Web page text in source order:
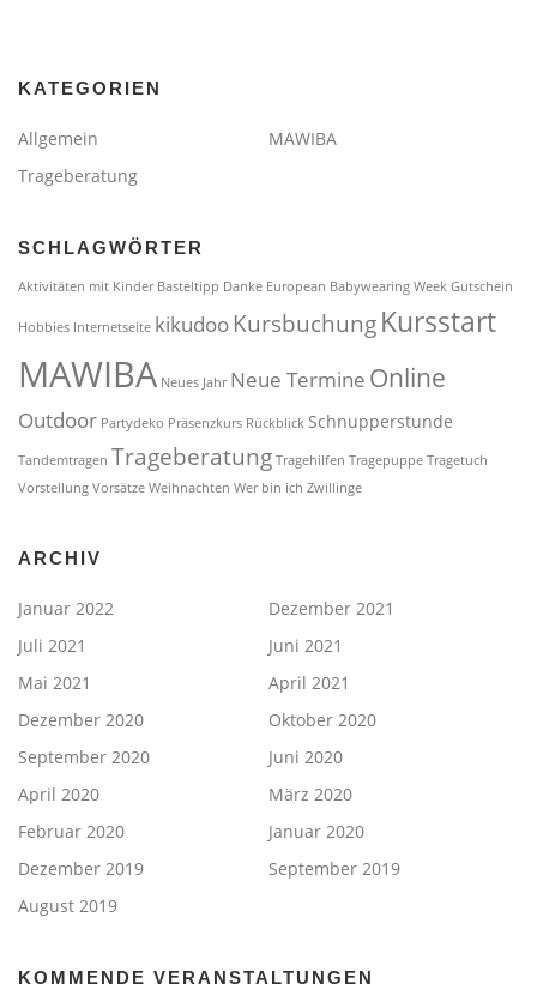
KATEGORIEN
Allgemein
MAWIBA
Trageberatung
SCHLAGWÖRTER
Aktivitäten mit Kinder Basteltipp Danke European Babywearing Week Gutschein
Hobbies Internetseite kikudoo KursbuchungKursstart
MAWIBA Neues Jahr Neue Termine Online
Outdoor Partydeko Präsenzkurs Rückblick Schnupperstunde
Tandemtragen Trageberatung Tragehilfen Tragepuppe Tragetuch
Vorstellung Vorsätze Weihnachten Wer bin ich Zwillinge
ARCHIV
Januar 2022
Dezember 2021
Juli 2021
Juni 2021
Mai 2021
April 2021
Dezember 2020
Oktober 2020
September 2020
Juni 2020
April 2020
März 2020
Februar 2020
Januar 2020
Dezember 2019
September 2019
August 2019
KOMMENDE VERANSTALTUNGEN